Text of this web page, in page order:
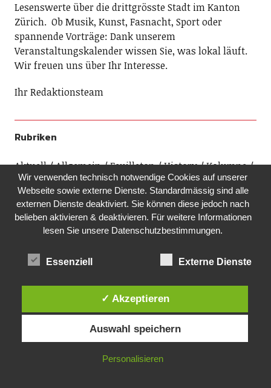
Lesenswerte über die drittgrösste Stadt im Kanton
Zürich. Ob Musik, Kunst, Fasnacht, Sport oder
spannende Vorträge: Dank unserem
Veranstaltungskalender wissen Sie, was lokal läuft.
Wir freuen uns über Ihr Interesse.
Ihr Redaktionsteam
Rubriken
Aktuell Allgemein Feuilleton History
Kolumne
Leser*innenmeinung
Life & Style
Lokalsport
Mobil
Out of Richterschwyl
Out of Wättischwiil
Politik
Post aus Amerika
Ref. Kirche Wädenswil
Richterswil
Schaufenster
Veranstaltungen
Wädigital
Wirtschaft
ZHAW LSFM
Archivierte Beiträge
Juni 2026 Mai 2026 April 2026
2026
Februar 2026 Januar 2026
Dezember 2025
Oktober 2025
September 2025
Wir verwenden technisch notwendige Cookies auf unserer
Webseite sowie externe Dienste. Standardmässig sind alle
externen Dienste deaktiviert. Sie können diese jedoch nach
belieben aktivieren & deaktivieren. Für weitere Informationen
lesen Sie unsere Datenschutzbestimmungen.
Essenziell Externe Dienste
✓ Akzeptieren
Auswahl speichern
Personalisieren